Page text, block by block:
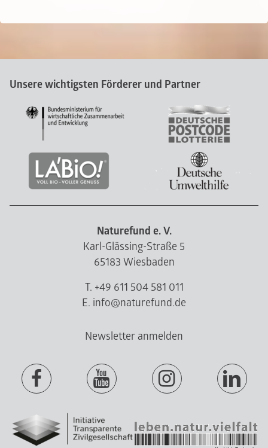
Unsere wichtigsten Förderer und Partner
Naturefund e. V.
Karl-Glässing-Straße 5
65183 Wiesbaden
T. +49 611 504 581 011
E. info@naturefund.de
Newsletter anmelden